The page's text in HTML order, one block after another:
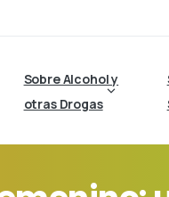
Sobre Alcohol y
otras Drogas